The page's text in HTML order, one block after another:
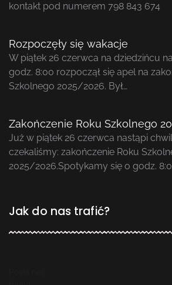
kontakt pod numerem 798 843 674
Rozpoczęły się wakacje
W piątek 26 czerwca na dziedzińcu
godz. 8:00 rozpoczął się apel na
Szkolnego 2025/2026. Był…
Zakończenie Roku Szkolnego
Już w piątek 26 czerwca nastąpi
czekaliśmy: zakończenie Roku
2025/2026.Spotykamy się o godz.
Jak do nas trafić?